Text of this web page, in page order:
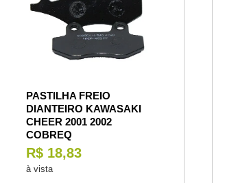
PASTILHA FREIO
DIANTEIRO KAWASAKI
CHEER 2001 2002
COBREQ
R$ 18,83
à vista